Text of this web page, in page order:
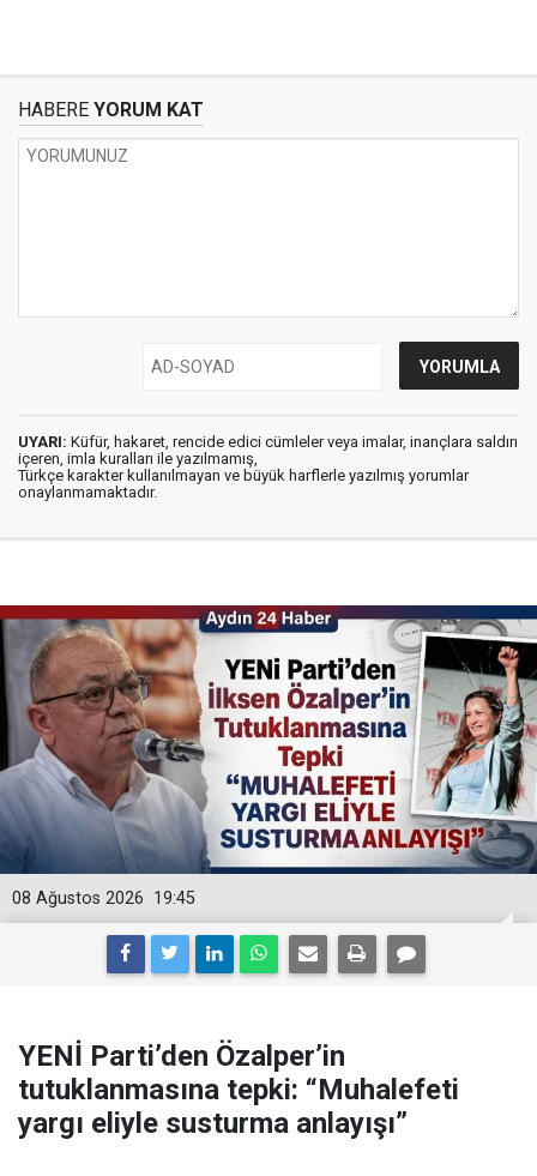
HABERE YORUM KAT
UYARI: Küfür, hakaret, rencide edici cümleler veya imalar, inançlara saldırı
içeren, imla kuralları ile yazılmamış,
Türkçe karakter kullanılmayan ve büyük harflerle yazılmış yorumlar
onaylanmamaktadır.
19:45
08 Ağustos 2026
YENİ Parti’den Özalper’in
tutuklanmasına tepki: “Muhalefeti
yargı eliyle susturma anlayışı”